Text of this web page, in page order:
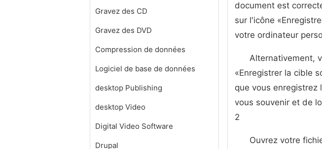
Gravez des CD
Gravez des DVD
Compression de données
Logiciel de base de données
desktop Publishing
desktop Video
Digital Video Software
Drupal
document est
sur l'icône
votre ordinateur
Alternativement,
«Enregistrer la cible
que vous enregistrez
vous souvenir et de
2
Ouvrez votre